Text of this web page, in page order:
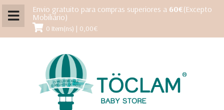
Envio gratuito para compras superiores a 60€(Excepto
Mobiliário)
0 Item(ns) | 0,00€